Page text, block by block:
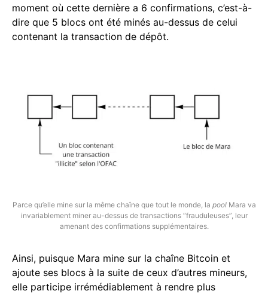
moment où cette dernière a 6 confirmations, c’est-à-
dire que 5 blocs ont été minés au-dessus de celui
contenant la transaction de dépôt.
Parce qu’elle mine sur la même chaîne que tout le monde, la poolMara va
invariablement miner au-dessus de transactions “frauduleuses”, leur
amenant des confirmations supplémentaires.
Ainsi, puisque Mara mine sur la chaîne Bitcoin et
ajoute ses blocs à la suite de ceux d’autres mineurs,
elle participe irrémédiablement à rendre plus